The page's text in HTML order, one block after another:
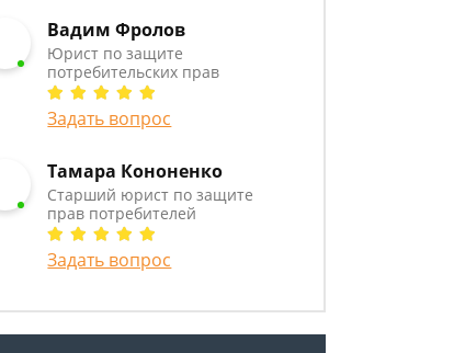
Вадим Фролов
Юрист по защите
потребительских прав
Задать вопрос
Тамара Кононенко
Старший юрист по защите
прав потребителей
Задать вопрос